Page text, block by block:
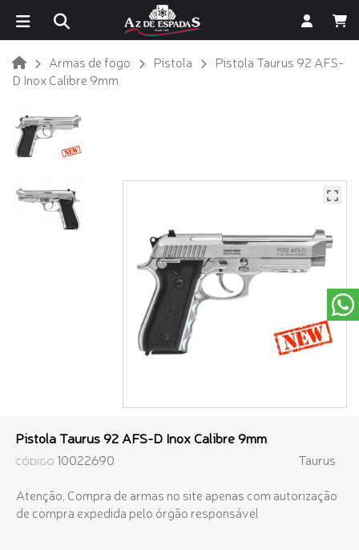
Armas de fogo Pistola
Pistola Taurus 92 AFS-
D Inox Calibre 9mm
Pistola Taurus 92 AFS-D Inox Calibre 9mm
CÓDIGO 10022690
Taurus
Atenção, Compra de armas no site apenas com autorização
de compra expedida pelo órgão responsável